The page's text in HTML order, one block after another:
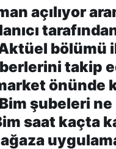
açılıyor
bölümü
takip
önünde
şubeleri ne
saat kaçta